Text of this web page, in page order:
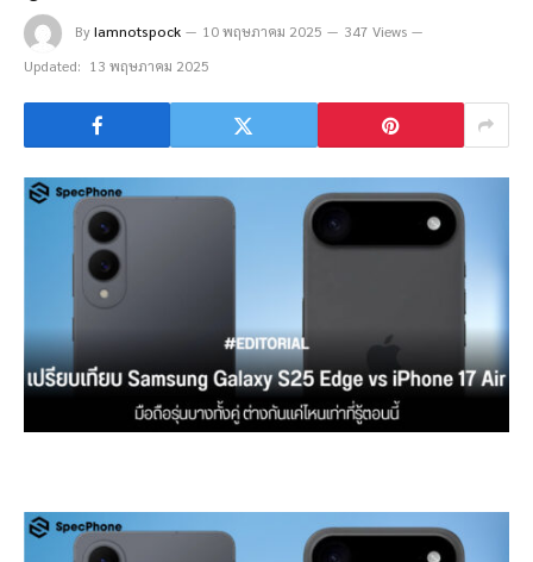
ByIamnotspock 10 พฤษภาคม 2025
347 Views
Updated: 13 พฤษภาคม 2025